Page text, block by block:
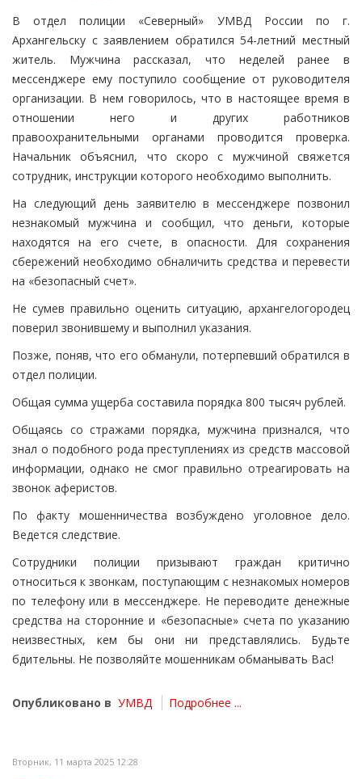
В отдел полиции «Северный» УМВД России по г.
Архангельску с заявлением обратился 54-летний местный
житель. Мужчина рассказал, что неделей ранее в
мессенджере ему поступило сообщение от руководителя
организации. В нем говорилось, что в настоящее время в
отношении него и других работников
правоохранительными органами проводится проверка.
Начальник объяснил, что скоро с мужчиной свяжется
сотрудник, инструкции которого необходимо выполнить.
На следующий день заявителю в мессенджере позвонил
незнакомый мужчина и сообщил, что деньги, которые
находятся на его счете, в опасности. Для сохранения
сбережений необходимо обналичить средства и перевести
на «безопасный счет».
Не сумев правильно оценить ситуацию, архангелогородец
поверил звонившему и выполнил указания.
Позже, поняв, что его обманули, потерпевший обратился в
отдел полиции.
Общая сумма ущерба составила порядка 800 тысяч рублей.
Общаясь со стражами порядка, мужчина признался, что
знал о подобного рода преступлениях из средств массовой
информации, однако не смог правильно отреагировать на
звонок аферистов.
По факту мошенничества возбуждено уголовное дело.
Ведется следствие.
Сотрудники полиции призывают граждан критично
относиться к звонкам, поступающим с незнакомых номеров
по телефону или в мессенджере. Не переводите денежные
средства на сторонние и «безопасные» счета по указанию
неизвестных, кем бы они ни представлялись. Будьте
бдительны. Не позволяйте мошенникам обманывать Вас!
Опубликовано в УМВД Подробнее ...
Вторник, 11 марта 2025 12:28